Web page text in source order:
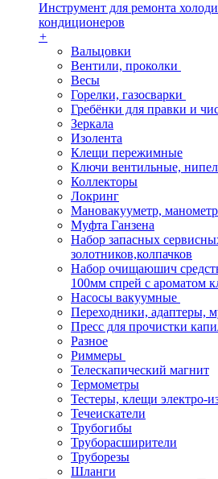
Инструмент для ремонта
кондиционеров
+
Вальцовки
Вентили, проколки
Весы
Горелки, газосварки
Гребёнки для правки и
Зеркала
Изолента
Клещи пережимные
Ключи вентильные,
Коллекторы
Локринг
Мановакууметр,
Муфта Ганзена
Набор запасных
золотников,колпачков
Набор очищаюшич
100мм спрей с ароматом
Насосы вакуумные
Переходники, адаптеры,
Пресс для прочистки
Разное
Риммеры
Телескапический магнит
Термометры
Тестеры, клещи электро-
Течеискатели
Трубогибы
Труборасширители
Труборезы
Шланги